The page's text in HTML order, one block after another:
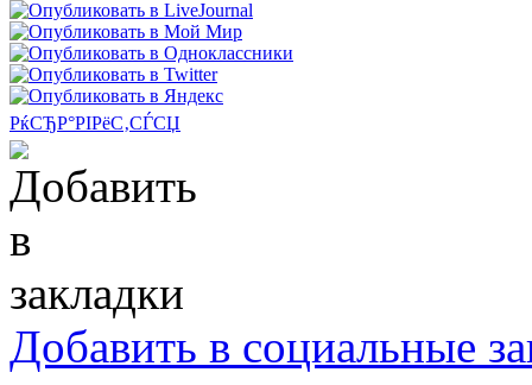
РќСЂР°РІРёС‚СЃСЏ
Добавить в социальные